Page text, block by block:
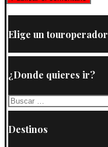
Elige un touroperador
¿Donde quieres ir?
Buscar:
Destinos